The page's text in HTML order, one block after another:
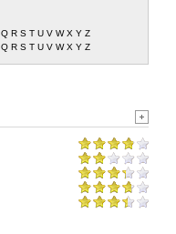
Q R S T U V W X Y Z
Q R S T U V W X Y Z